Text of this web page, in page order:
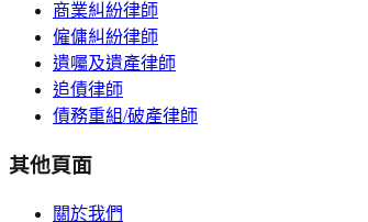
商業糾紛律師
僱傭糾紛律師
遺囑及遺產律師
追債律師
債務重組/破產律師
其他頁面
關於我們